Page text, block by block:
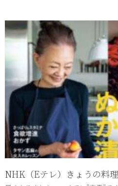
NHK（Eテレ）きょうの料